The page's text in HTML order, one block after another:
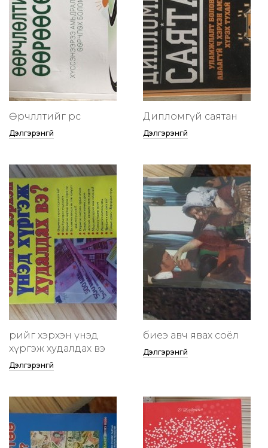
Өөрчлөлтийг өөрөөсөө
Дэлгэрэнгүй
Дипломгүй саятан
Дэлгэрэнгүй
өөрийгөө хэрхэн үнэд
хүргэж худалдах вэ
Дэлгэрэнгүй
биеэ авч явах соёл
Дэлгэрэнгүй